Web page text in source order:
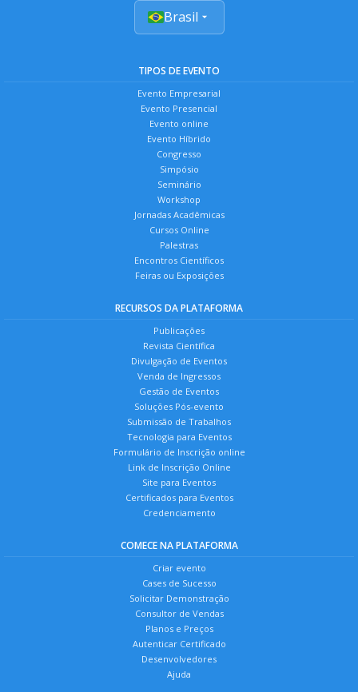
Brasil
TIPOS DE EVENTO
Evento Empresarial
Evento Presencial
Evento online
Evento Híbrido
Congresso
Simpósio
Seminário
Workshop
Jornadas Acadêmicas
Cursos Online
Palestras
Encontros Científicos
Feiras ou Exposições
RECURSOS DA PLATAFORMA
Publicações
Revista Científica
Divulgação de Eventos
Venda de Ingressos
Gestão de Eventos
Soluções Pós-evento
Submissão de Trabalhos
Tecnologia para Eventos
Formulário de Inscrição online
Link de Inscrição Online
Site para Eventos
Certificados para Eventos
Credenciamento
COMECE NA PLATAFORMA
Criar evento
Cases de Sucesso
Solicitar Demonstração
Consultor de Vendas
Planos e Preços
Autenticar Certificado
Desenvolvedores
Ajuda